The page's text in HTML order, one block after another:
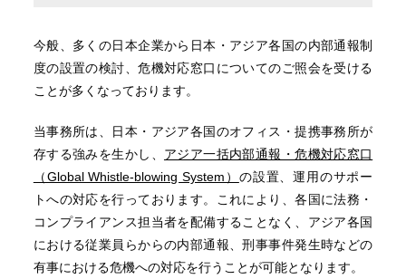
今般、多くの日本企業から日本・アジア各国の内部通報制
度の設置の検討、危機対応窓口についてのご照会を受ける
ことが多くなっております。
当事務所は、日本・アジア各国のオフィス・提携事務所が
存する強みを生かし、 アジア一括内部通報・危機対応窓口
（Global Whistle-blowing System） の設置、運用のサポー
トへの対応を行っております。これにより、各国に法務・
コンプライアンス担当者を配備することなく、アジア各国
における従業員らからの内部通報、刑事事件発生時などの
有事における危機への対応を行うことが可能となります。